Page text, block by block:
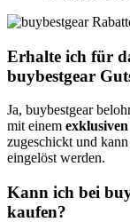
Erhalte ich für
buybestgear
Ja, buybestgear
mit einem
zugeschickt und
eingelöst werden.
Kann ich bei
kaufen?